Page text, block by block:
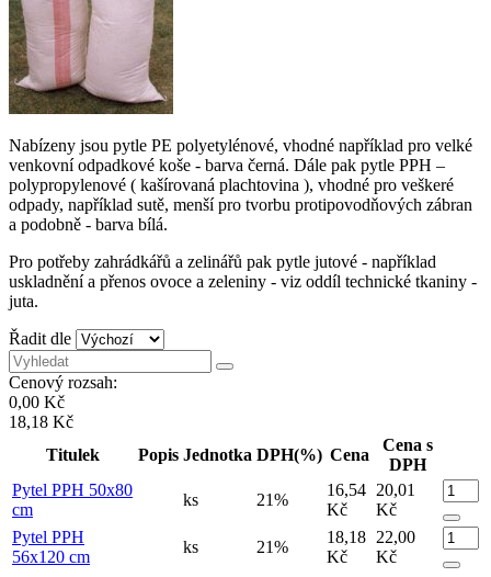
Nabízeny jsou pytle PE polyetylénové, vhodné například pro velké
venkovní odpadkové koše - barva černá. Dále pak pytle PPH –
polypropylenové ( kašírovaná plachtovina ), vhodné pro veškeré
odpady, například sutě, menší pro tvorbu protipovodňových zábran
a podobně - barva bílá.
Pro potřeby zahrádkářů a zelinářů pak pytle jutové - například
uskladnění a přenos ovoce a zeleniny - viz oddíl technické tkaniny -
juta.
Řadit dle
Cenový rozsah:
0,00 Kč
18,18 Kč
Titulek
Popis Jednotka DPH(%) Cena
Cena s
DPH
Pytel PPH 50x80
cm
ks 21%
16,54
Kč
20,01
Kč
Pytel PPH
56x120 cm
ks 21%
18,18
Kč
22,00
Kč